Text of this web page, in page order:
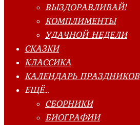
ВЫЗДОРАВЛИВАЙ!
КОМПЛИМЕНТЫ
УДАЧНОЙ НЕДЕЛИ
СКАЗКИ
КЛАССИКА
КАЛЕНДАРЬ ПРАЗДНИКОВ
ЕЩЁ…
СБОРНИКИ
БИОГРАФИИ